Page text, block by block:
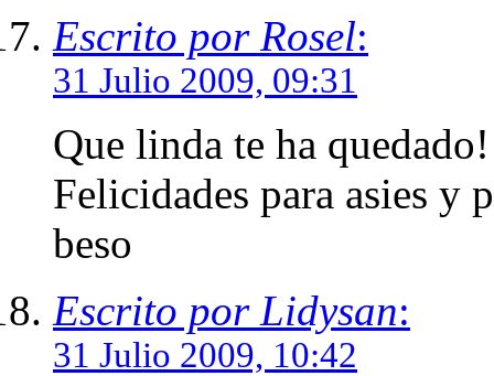
Escrito por Rosel:
31 Julio 2009, 09:31
Que linda te ha
Felicidades para asies y
beso
Escrito por Lidysan:
31 Julio 2009, 10:42